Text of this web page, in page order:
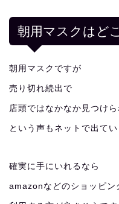
朝用マスクはど
朝用マスクですが
売り切れ続出で
店頭ではなかなか見つけら
という声もネットで出てい
確実に手にいれるなら
amazonなどのショッピン